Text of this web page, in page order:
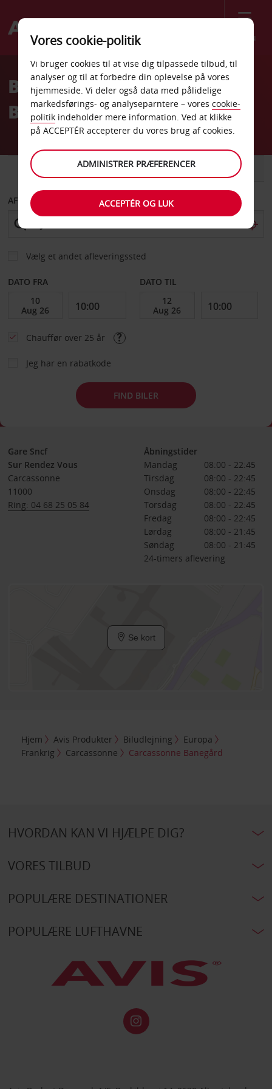
Menu
Welcome
AvisBilleje Carcassonne
Banegård
VAREVOGN
AFHENT FRA
Vælg et andet afleveringssted
DATO FRA DATO TIL
Chauffør over 25 år
Jeg har en rabatkode
FIND BILER
Gare Sncf
Sur Rendez Vous
Carcassonne
11000
Ring: 04 68 25 05 84
Åbningstider
Mandag
08:00 - 22:45
Tirsdag
08:00 - 22:45
Onsdag
08:00 - 22:45
Torsdag
08:00 - 22:45
Fredag
08:00 - 22:45
Lørdag
08:00 - 21:45
Søndag
08:00 - 21:45
24-timers aflevering
Se kort
Hjem Avis Produkter Biludlejning
Europa
Frankrig
Carcassonne Carcassonne Banegård
HVORDAN KAN VI HJÆLPE DIG?
VORES TILBUD
POPULÆRE DESTINATIONER
POPULÆRE LUFTHAVNE
Vores cookie-politik
Vi bruger cookies til at vise dig tilpassede tilbud, til
analyser og til at forbedre din oplevelse på vores
hjemmeside. Vi deler også data med pålidelige
markedsførings- og analyseparntere – vores cookie-
politik indeholder mere information. Ved at klikke
på ACCEPTÉR accepterer du vores brug af cookies.
ADMINISTRER PRÆFERENCER
ACCEPTÉR OG LUK